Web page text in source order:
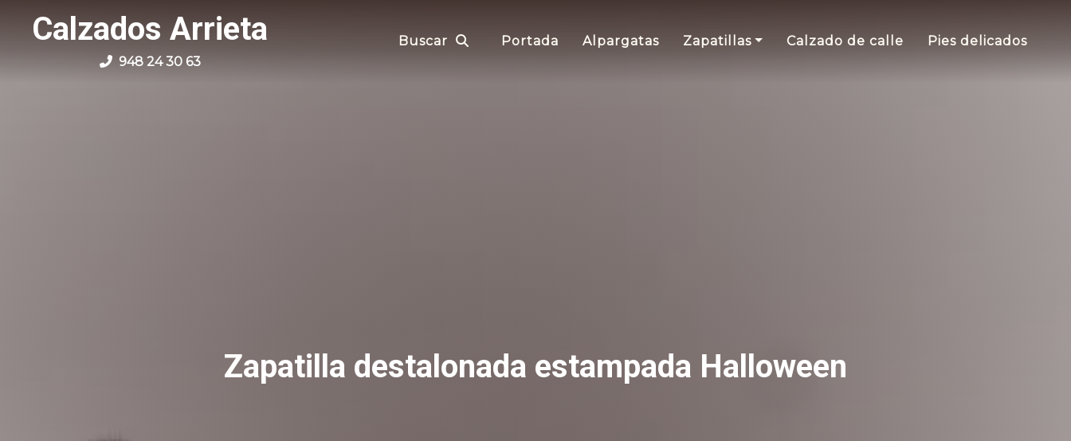
Calzados Arrieta
948 24 30 63
Buscar Portada Alpargatas Zapatillas Calzado de calle Pies delicados
Zapatilla destalonada estampada Halloween